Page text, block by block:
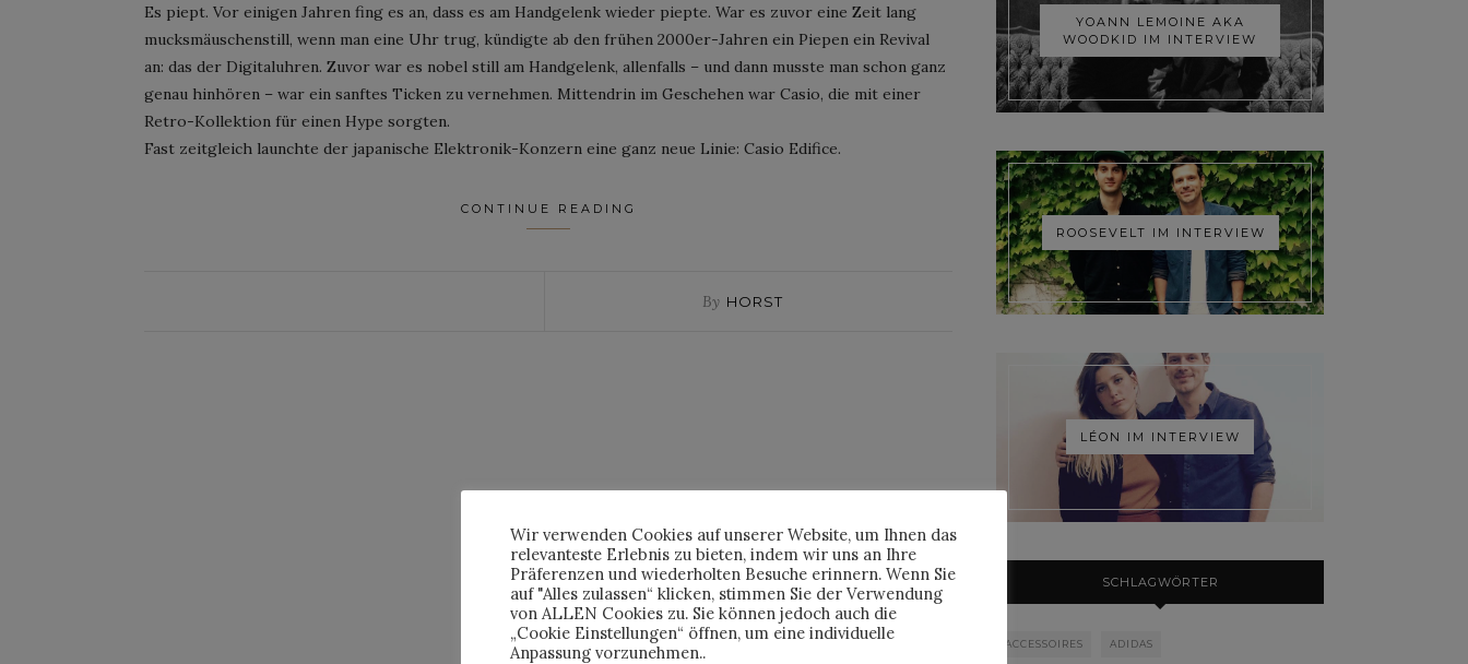
Es piept. Vor einigen Jahren fing es an, dass es am Handgelenk wieder piepte. War es zuvor eine Zeit lang
mucksmäuschenstill, wenn man eine Uhr trug, kündigte ab den frühen 2000er-Jahren ein Piepen ein Revival
an: das der Digitaluhren. Zuvor war es nobel still am Handgelenk, allenfalls – und dann musste man schon ganz
genau hinhören – war ein sanftes Ticken zu vernehmen. Mittendrin im Geschehen war Casio, die mit einer
Retro-Kollektion für einen Hype sorgten.
Fast zeitgleich launchte der japanische Elektronik-Konzern eine ganz neue Linie: Casio Edifice.
CONTINUE READING
By HORST
YOANN LEMOINE AKA
WOODKID IM INTERVIEW
ROOSEVELT IM INTERVIEW
LÉON IM INTERVIEW
SCHLAGWÖRTER
ACCESSOIRES ADIDAS
Wir verwenden Cookies auf unserer Website, um Ihnen das
relevanteste Erlebnis zu bieten, indem wir uns an Ihre
Präferenzen und wiederholten Besuche erinnern. Wenn Sie
auf "Alles zulassen“ klicken, stimmen Sie der Verwendung
von ALLEN Cookies zu. Sie können jedoch auch die
„Cookie Einstellungen“ öffnen, um eine individuelle
Anpassung vorzunehmen..